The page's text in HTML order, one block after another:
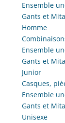
Ensemble
Gants et
Homme
Ensemble
Gants et
Junior
Casques,
Ensemble
Gants et
Unisexe